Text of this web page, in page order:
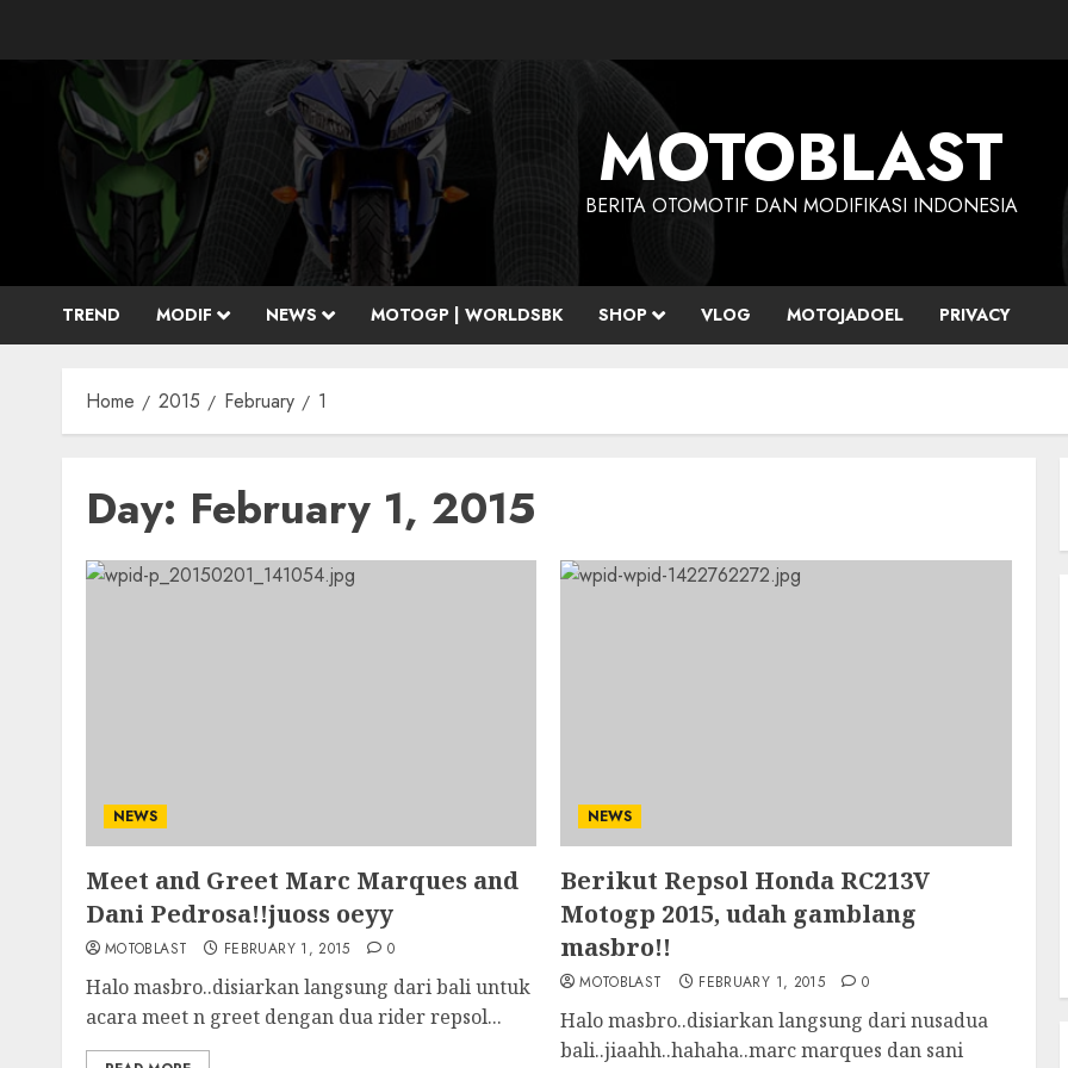
MOTOBLAST
BERITA OTOMOTIF DAN MODIFIKASI INDONESIA
TREND MODIF NEWS MOTOGP | WORLDSBK SHOP VLOG MOTOJADOEL PRIVACY
Home 2015 February 1
Day: February 1, 2015
NEWS
Meet and Greet Marc Marques and
Dani Pedrosa!!juoss oeyy
MOTOBLAST FEBRUARY 1, 2015 0
Halo masbro..disiarkan langsung dari bali untuk
acara meet n greet dengan dua rider repsol...
NEWS
Berikut Repsol Honda RC213V
Motogp 2015, udah gamblang
masbro!!
MOTOBLAST FEBRUARY 1, 2015 0
Halo masbro..disiarkan langsung dari nusadua
bali..jiaahh..hahaha..marc marques dan sani